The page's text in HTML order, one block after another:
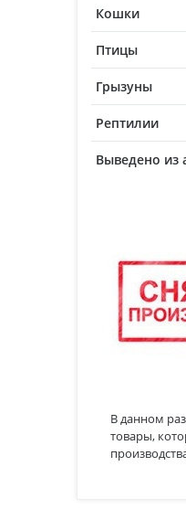
Кошки
Птицы
Грызуны
Рептилии
Выведено из
В данном
товары,